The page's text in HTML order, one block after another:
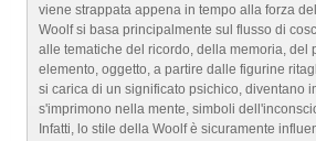
viene strappata appena in tempo alla forza
Woolf si basa principalmente sul flusso di
alle tematiche del ricordo, della memoria, del
elemento, oggetto, a partire dalle figurine
si carica di un significato psichico, diventano
s'imprimono nella mente, simboli
Infatti, lo stile della Woolf è sicuramente